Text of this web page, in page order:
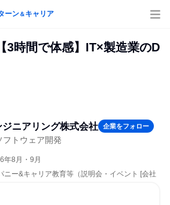
ーン＆キャリア
3時間で体感】IT×製造業のD
ジニアリング株式会社 企業をフォロー
フトウェア開発
年8月・9月
ニー&キャリア教育等（説明会・イベント [会社